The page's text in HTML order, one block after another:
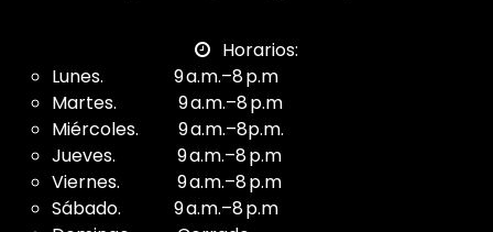
Horarios:
Lunes. 9 a.m.–8 p.m
Martes. 9 a.m.–8 p.m
Miércoles. 9 a.m.–8p.m.
Jueves. 9 a.m.–8 p.m
Viernes. 9 a.m.–8 p.m
Sábado. 9 a.m.–8 p.m